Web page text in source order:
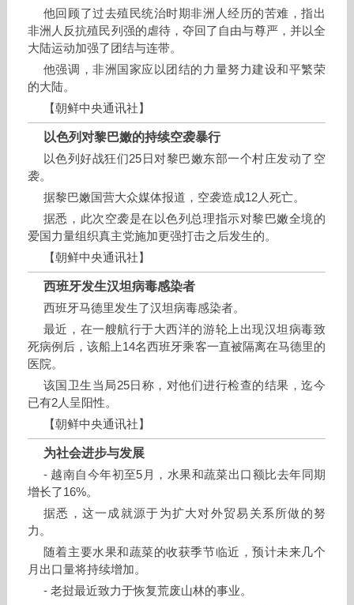
他回顾了过去殖民统治时期非洲人经历的苦难，指出
非洲人反抗殖民列强的虐待，夺回了自由与尊严，并以全
大陆运动加强了团结与连带。
他强调，非洲国家应以团结的力量努力建设和平繁荣
的大陆。
【朝鲜中央通讯社】
以色列对黎巴嫩的持续空袭暴行
以色列好战狂们25日对黎巴嫩东部一个村庄发动了空
袭。
据黎巴嫩国营大众媒体报道，空袭造成12人死亡。
据悉，此次空袭是在以色列总理指示对黎巴嫩全境的
爱国力量组织真主党施加更强打击之后发生的。
【朝鲜中央通讯社】
西班牙发生汉坦病毒感染者
西班牙马德里发生了汉坦病毒感染者。
最近，在一艘航行于大西洋的游轮上出现汉坦病毒致
死病例后，该船上14名西班牙乘客一直被隔离在马德里的
医院。
该国卫生当局25日称，对他们进行检查的结果，迄今
已有2人呈阳性。
【朝鲜中央通讯社】
为社会进步与发展
- 越南自今年初至5月，水果和蔬菜出口额比去年同期
增长了16%。
据悉，这一成就源于为扩大对外贸易关系所做的努
力。
随着主要水果和蔬菜的收获季节临近，预计未来几个
月出口量将持续增加。
- 老挝最近致力于恢复荒废山林的事业。